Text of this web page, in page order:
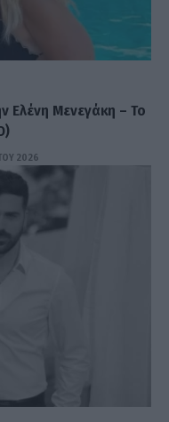
Ελένη Μενεγάκη – Το
2026